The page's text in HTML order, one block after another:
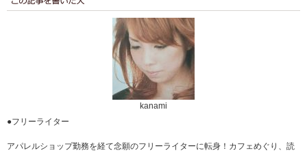
kanami
●フリーライター
アパレルショップ勤務を経て念願のフリーライターに転身！カフェめぐり、読